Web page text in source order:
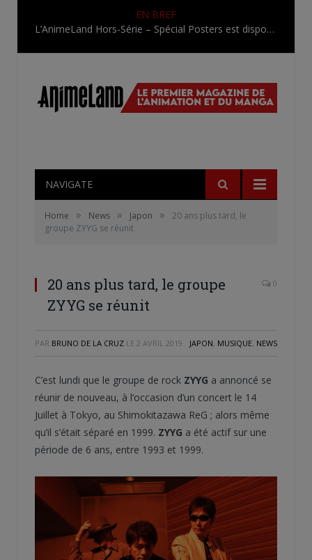
EN BREF
L’AnimeLand Hors-Série – Spécial Posters est disponible !
NAVIGATE
Home » News » Japon »
20 ans plus tard, le
groupe ZYYG se réunit
20 ans plus tard, le groupe
ZYYG se réunit
0
PAR BRUNO DE LA CRUZ LE 2 AVRIL 2019 JAPON, MUSIQUE, NEWS
C’est lundi que le groupe de rock ZYYG a annoncé se
réunir de nouveau, à l’occasion d’un concert le 14
Juillet à Tokyo, au Shimokitazawa ReG ; alors même
qu’il s’était séparé en 1999. ZYYG a été actif sur une
période de 6 ans, entre 1993 et 1999.